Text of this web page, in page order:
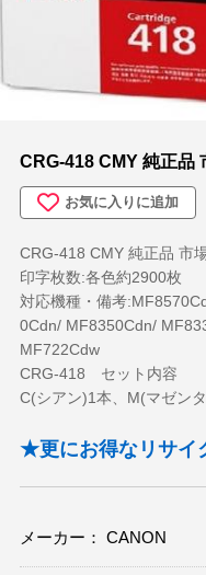
ステーショナリー(文具関連)
アウトレット
CRG-418 CMY 純正品
お気に入りに追加
CRG-418 CMY 純正品 市
印字枚数:各色約2900枚
対応機種・備考
0Cdn/ MF8350Cdn/
MF722Cdw
CRG-418 セット内容
C(シアン)1本、M(マゼン
★更にお得なリサイ
メーカー： CANON